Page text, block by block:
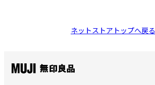
ネットストアトップへ戻る